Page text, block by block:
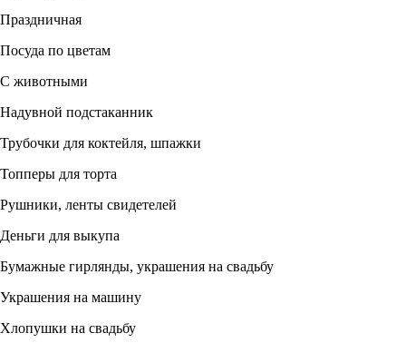
Праздничная
Посуда по цветам
С животными
Надувной подстаканник
Трубочки для коктейля, шпажки
Топперы для торта
Рушники, ленты свидетелей
Деньги для выкупа
Бумажные гирлянды, украшения на свадьбу
Украшения на машину
Хлопушки на свадьбу